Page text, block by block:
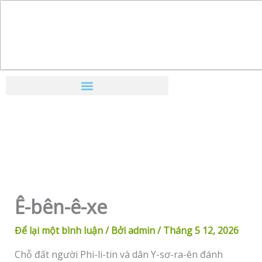
Ê-bên-ê-xe
Để lại một bình luận/ Bởiadmin/Tháng 5 12, 2026
Chỗ đất người Phi-li-tin và dân Y-sơ-ra-ên đánh